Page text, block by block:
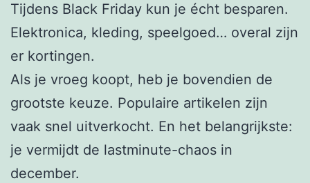
Tijdens Black Friday kun je écht besparen.
Elektronica, kleding, speelgoed… overal zijn
er kortingen.
Als je vroeg koopt, heb je bovendien de
grootste keuze. Populaire artikelen zijn
vaak snel uitverkocht. En het belangrijkste:
je vermijdt de lastminute-chaos in
december.